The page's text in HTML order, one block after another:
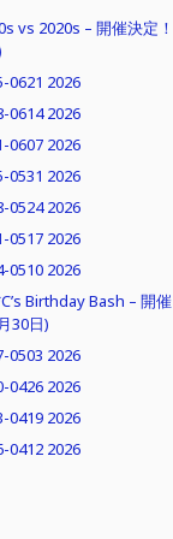
vs 2020s – 開催決定！
0621 2026
0614 2026
0607 2026
0531 2026
0524 2026
0517 2026
0510 2026
Birthday Bash – 開催
30日)
0503 2026
0426 2026
0419 2026
0412 2026